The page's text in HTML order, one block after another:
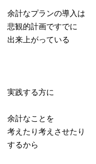
余計なプランの導入は
悲観的計画ですでに
出来上がっている
実践する方に
余計なことを
考えたり考えさせたり
するから